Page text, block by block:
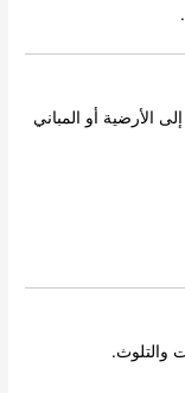
الأرضية أو المباني
والتلوث.